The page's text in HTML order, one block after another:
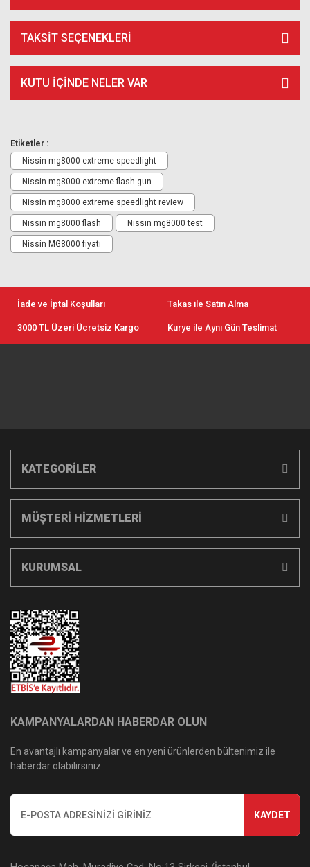
TAKSIT SEÇENEKLERI
KUTU İÇİNDE NELER VAR
Etiketler :
Nissin mg8000 extreme speedlight
Nissin mg8000 extreme flash gun
Nissin mg8000 extreme speedlight review
Nissin mg8000 flash Nissin mg8000 test
Nissin MG8000 fiyatı
İade ve İptal Koşulları Takas ile Satın Alma
3000 TL Üzeri Ücretsiz Kargo Kurye ile Aynı Gün Teslimat
KATEGORİLER
MÜŞTERİ HİZMETLERİ
KURUMSAL
KAMPANYALARDAN HABERDAR OLUN
En avantajlı kampanyalar ve en yeni ürünlerden bültenimiz ile
haberdar olabilirsiniz.
KAYDET